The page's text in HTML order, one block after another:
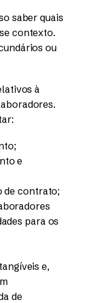
saber quais
contexto.
ou
à
e
de contrato;
para os
e,
de